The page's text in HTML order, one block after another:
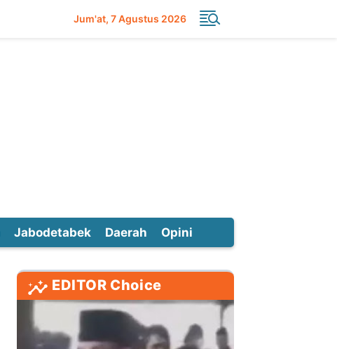
Jum'at 7 Agustus 2026
Jabodetabek Daerah Opini
EDITOR Choice